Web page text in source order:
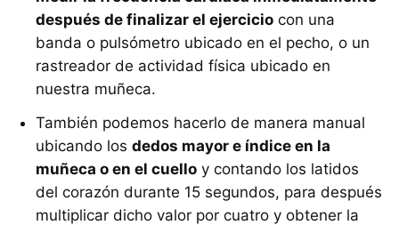
después de finalizar el ejercicio con una
banda o pulsómetro ubicado en el pecho, o un
rastreador de actividad física ubicado en
nuestra muñeca.
También podemos hacerlo de manera manual
ubicando los dedos mayor e índice en la
muñeca o en el cuello y contando los latidos
del corazón durante 15 segundos, para después
multiplicar dicho valor por cuatro y obtener la